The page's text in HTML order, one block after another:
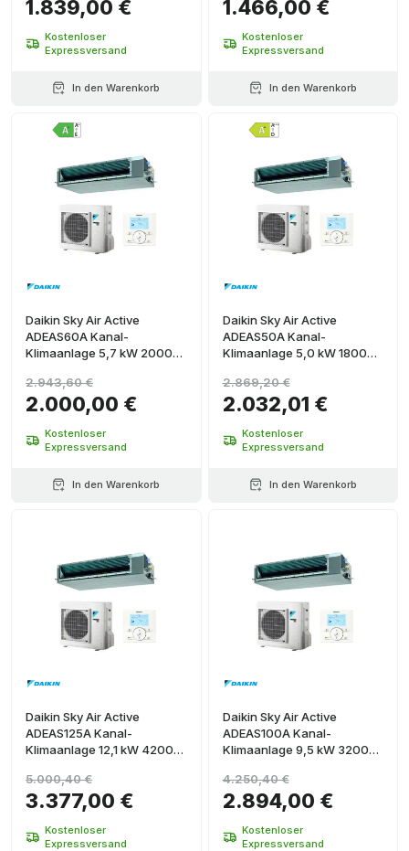
1.839,00 €
Kostenloser
Expressversand
In den Warenkorb
1.466,00 €
Kostenloser
Expressversand
In den Warenkorb
Daikin Sky Air Active
ADEAS60A Kanal-
Klimaanlage 5,7 kW 20000
2.000,00 €
2.943,60 €
Kostenloser
Expressversand
In den Warenkorb
Daikin Sky Air Active
ADEAS50A Kanal-
Klimaanlage 5,0 kW 18000
2.032,01 €
2.869,20 €
Kostenloser
Expressversand
In den Warenkorb
Daikin Sky Air Active
ADEAS125A Kanal-
Klimaanlage 12,1 kW 42000
3.377,00 €
5.000,40 €
Kostenloser
Expressversand
Daikin Sky Air Active
ADEAS100A Kanal-
Klimaanlage 9,5 kW 32000
2.894,00 €
4.250,40 €
Kostenloser
Expressversand